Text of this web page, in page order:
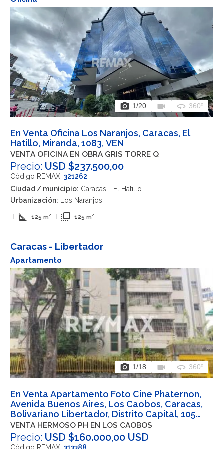
photo_camera 1/20 videocam 360 360º
En Venta Oficina Los Naranjos, Caracas, El
Hatillo, Miranda, 1083, VEN
VENTA OFICINA EN OBRA GRIS TORRE Q
Precio: USD $237.500,00
Código REMAX: 321262
Ciudad / municipio: Caracas - El Hatillo
Urbanización: Los Naranjos
square_foot 125 m² flip_to_front 125 m²
Caracas - Libertador
Apartamento
photo_camera 1/18 videocam 360 360º
En Venta Apartamento Foto Cine Phaternon,
Avenida Buenos Aires, Los Caobos, Caracas,
Bolivariano Libertador, Distrito Capital, 1050,
VEN
VENTA HERMOSO PH EN LOS CAOBOS
Precio: USD $160.000,00 USD